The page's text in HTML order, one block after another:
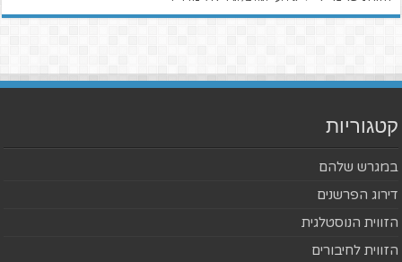
קטגוריות
במגרש שלהם
דירוג הפרשנים
הזווית הנוסטלגית
הזווית לחיבורים